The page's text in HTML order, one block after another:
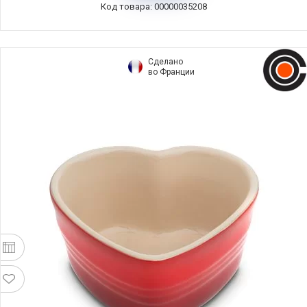
Код товара: 00000035208
Сделано
во Франции